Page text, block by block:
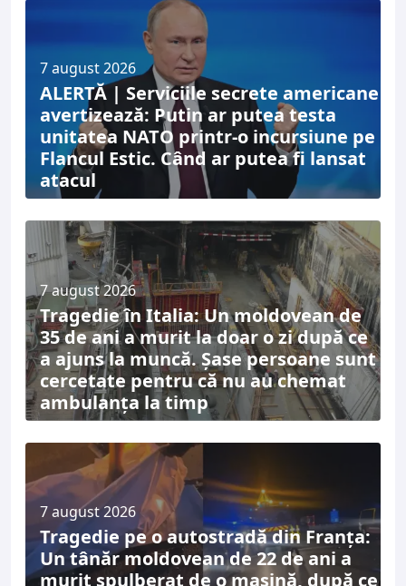
7 august 2026
ALERTĂ | Serviciile secrete americane
avertizează: Putin ar putea testa
unitatea NATO printr-o incursiune pe
Flancul Estic. Când ar putea fi lansat
atacul
7 august 2026
Tragedie în Italia: Un moldovean de
35 de ani a murit la doar o zi după ce
a ajuns la muncă. Șase persoane sunt
cercetate pentru că nu au chemat
ambulanța la timp
7 august 2026
Tragedie pe o autostradă din Franța:
Un tânăr moldovean de 22 de ani a
murit spulberat de o mașină, după ce